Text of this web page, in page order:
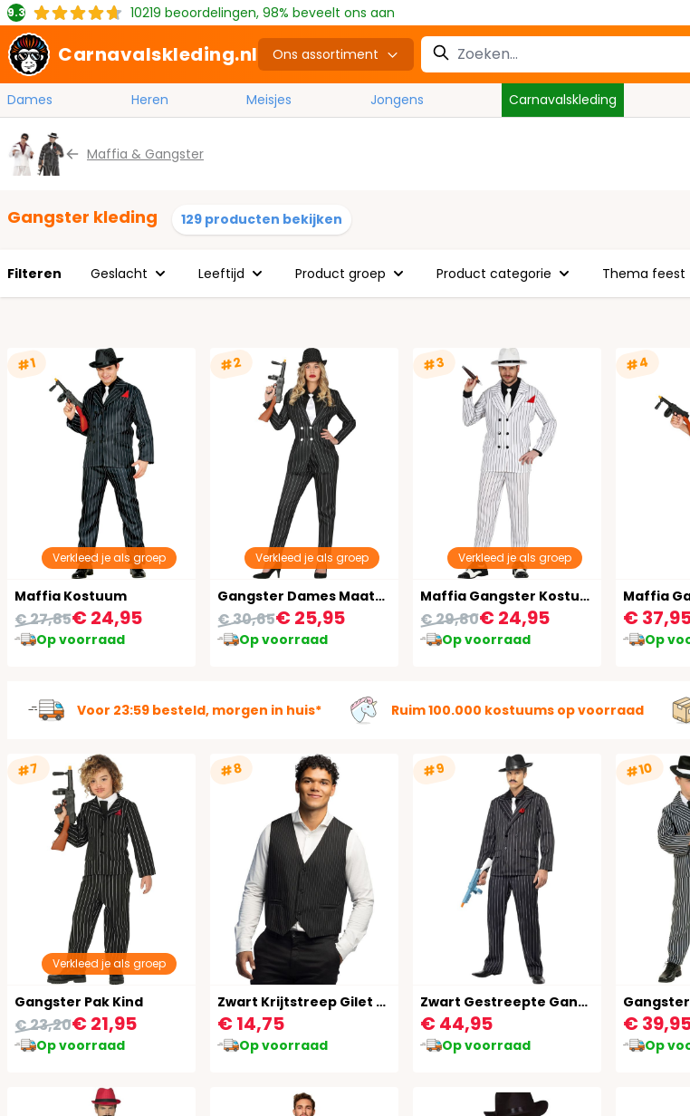
9.3 10219 beoordelingen, 98% beveelt ons aan
Carnavalskleding.nl Ons assortiment
Dames Heren Meisjes Jongens Carnavalskleding
Maffia & Gangster
Gangster kleding 129 producten bekijken
Filteren Geslacht Leeftijd Product groep Product categorie Thema feest
#1
Verkleed je als groep
Maffia Kostuum
€ 24,95
€ 27,85
Op voorraad
#2
Verkleed je als groep
Gangster Dames Maatpak Carnaval
€ 25,95
€ 30,65
Op voorraad
#3
Verkleed je als groep
Maffia Gangster Kostuum Wit Man
€ 24,95
€ 29,80
Op voorraad
#4
€
Op
Voor 23:59 besteld, morgen in huis* Ruim 100.000 kostuums op voorraad
#7
Verkleed je als groep
Gangster Pak Kind
€ 21,95
€ 23,20
Op voorraad
#8
Zwart Krijtstreep Gilet Voor Heren
€ 14,75
Op voorraad
#9
Zwart Gestreepte Gangsters 20's Kostuum
€ 44,95
Op voorraad
#10
€
Op